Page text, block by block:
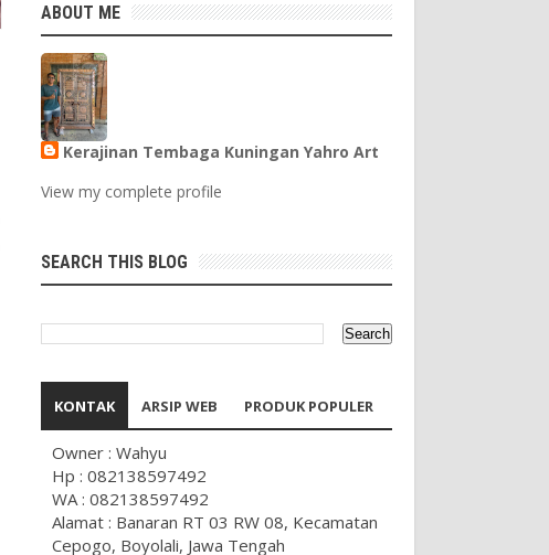
ABOUT ME
Kerajinan Tembaga Kuningan Yahro Art
View my complete profile
SEARCH THIS BLOG
KONTAK ARSIP WEB PRODUK POPULER
Owner : Wahyu
Hp : 082138597492
WA : 082138597492
Alamat : Banaran RT 03 RW 08, Kecamatan
Cepogo, Boyolali, Jawa Tengah